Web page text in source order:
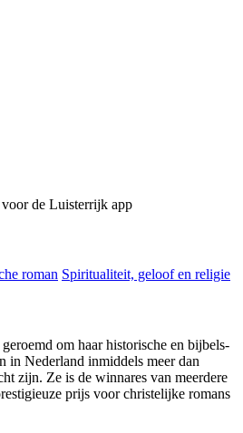
de Luisterrijk app
roman Spiritualiteit, geloof en religie
om haar historische en bijbels-
in Nederland inmiddels meer dan
zijn. Ze is de winnares van meerdere
prijs voor christelijke romans